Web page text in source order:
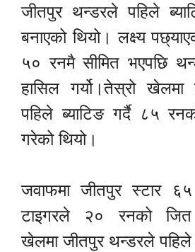
जीतपुर थन्डरले पहिले
बनाएको थियो। लक्ष्य
५० रनमै सीमित भएपछि
हासिल गर्यो।तेस्रो
पहिले ब्याटिङ गर्दै ८५
गरेको थियो।
जवाफमा जीतपुर स्टार ६५
टाइगरले २० रनको जित
खेलमा जीतपुर थन्डरले पहिले